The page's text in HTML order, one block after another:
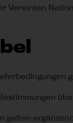
Vereinten
gelten